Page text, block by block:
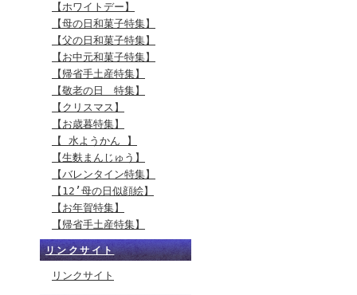
【ホワイトデー】
【母の日和菓子特集】
【父の日和菓子特集】
【お中元和菓子特集】
【帰省手土産特集】
【敬老の日 特集】
【クリスマス】
【お歳暮特集】
【 水ようかん 】
【生麩まんじゅう】
【バレンタイン特集】
【12’母の日似顔絵】
【お年賀特集】
【帰省手土産特集】
リンクサイト
リンクサイト